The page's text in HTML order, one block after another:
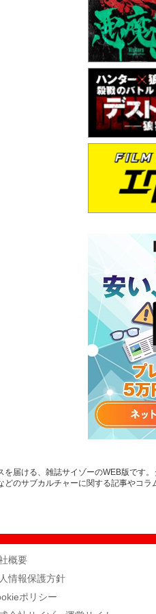
届ける、雑誌サイゾーのWEB版です
のサブカルチャーに関する記事やコラ
概要
情報保護方針
ポリシー